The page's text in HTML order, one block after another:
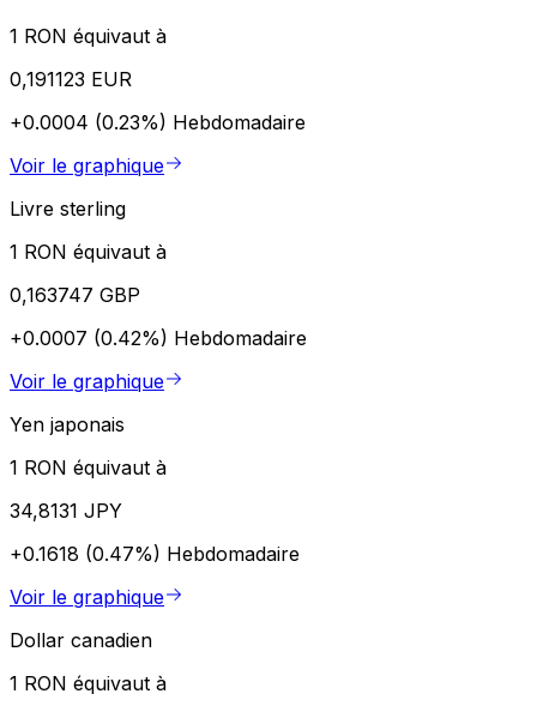
1 RON équivaut à
0,191123 EUR
+0.0004 (0.23%) Hebdomadaire
Voir le graphique
Livre sterling
1 RON équivaut à
0,163747 GBP
+0.0007 (0.42%) Hebdomadaire
Voir le graphique
Yen japonais
1 RON équivaut à
34,8131 JPY
+0.1618 (0.47%) Hebdomadaire
Voir le graphique
Dollar canadien
1 RON équivaut à